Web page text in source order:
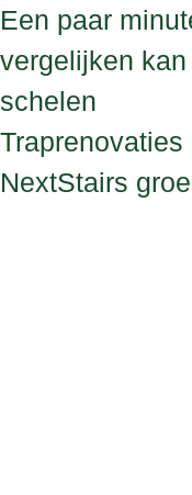
Een paar
vergelijken
schelen
NextStairs